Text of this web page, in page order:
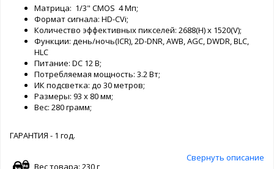
Матрица: 1/3" CMOS 4 Мп;
Формат сигнала: HD-CVi;
Количество эффективных пикселей: 2688(H) x 1520(V);
Функции: день/ночь(ICR), 2D-DNR, AWB, AGC, DWDR, BLC,
HLC
Питание: DC 12 В;
Потребляемая мощность: 3.2 Вт;
ИК подсветка: до 30 метров;
Размеры: 93 x 80 мм;
Вес: 280 грамм;
ГАРАНТИЯ - 1 год.
Свернуть описание
Вес товара: 230 г